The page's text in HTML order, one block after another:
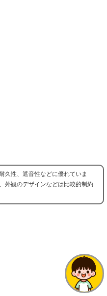
久性、遮音性などに優れていま
外観のデザインなどは比較的制約